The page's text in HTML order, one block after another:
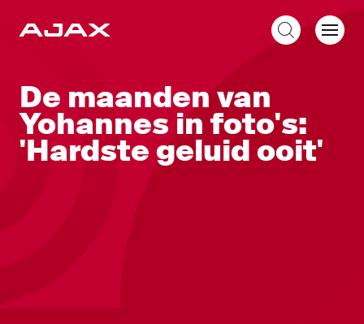
De maanden van
Yohannes in foto's:
'Hardste geluid ooit'